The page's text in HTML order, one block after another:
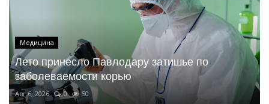
Медицина
Лето принесло Павлодару затишье по
заболеваемости корью
Авг 6, 2026 0 50